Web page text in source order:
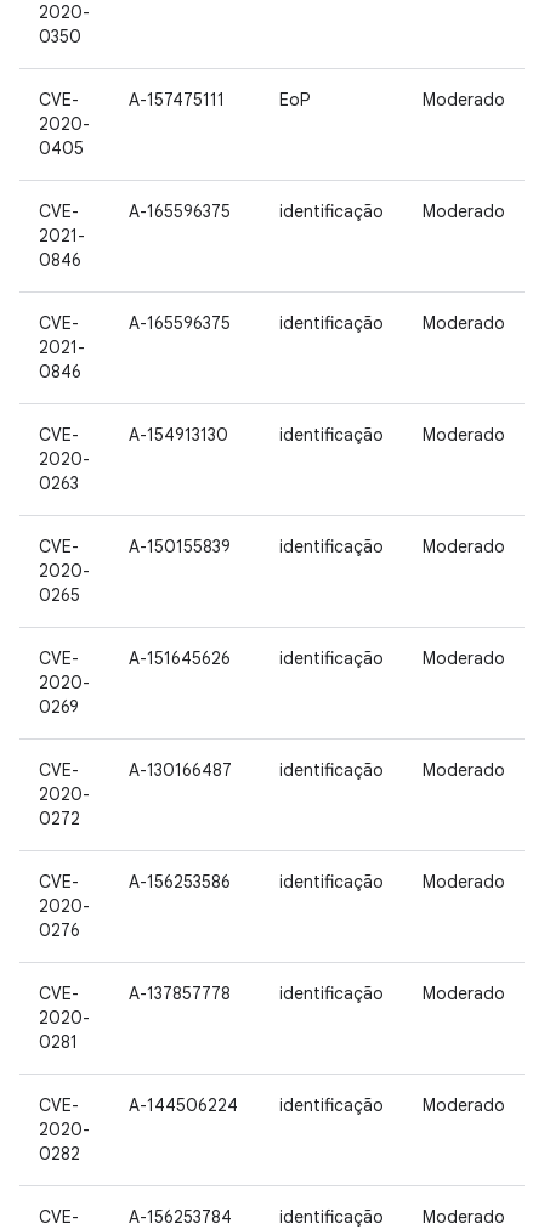
2020-
0350
CVE-
2020-
0405
A-157475111 EoP Moderado
CVE-
2021-
0846
A-165596375 identificação Moderado
CVE-
2021-
0846
A-165596375 identificação Moderado
CVE-
2020-
0263
A-154913130 identificação Moderado
CVE-
2020-
0265
A-150155839 identificação Moderado
CVE-
2020-
0269
A-151645626 identificação Moderado
CVE-
2020-
0272
A-130166487 identificação Moderado
CVE-
2020-
0276
A-156253586 identificação Moderado
CVE-
2020-
0281
A-137857778 identificação Moderado
CVE-
2020-
0282
A-144506224 identificação Moderado
CVE-
A-156253784 identificação Moderado